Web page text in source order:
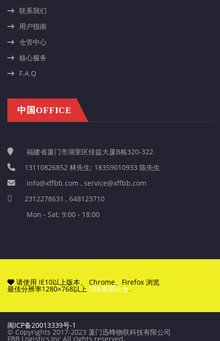
联系我们
用户指南
仓管中心
核心服务
F.A.Q
中国OFFICE
福建省厦门市湖里区佳益大厦B栋320-322
13110826852 林先生; 18359010933 陈先生
info@xffbb.com , service@xffbb.com
2312278631 , 648123710
Mon - Sat: 9:00 - 18:00
请使用 IE10以上版本、 Chrome、Firefox 浏览
最佳分辨率1280×768以上 FBB美国云仓.
闽ICP备20013339号-1
© Copyrights 2017-2023 厦门迅蜂物联科技有限公司
FBB Logistics,Inc All rights reserved.